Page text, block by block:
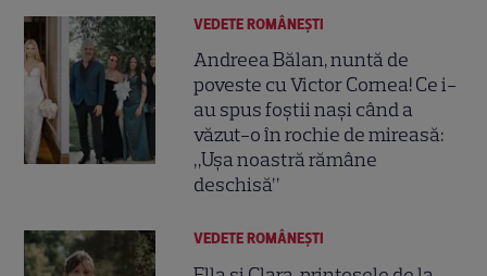
VEDETE ROMÂNEŞTI
Andreea Bălan, nuntă de
poveste cu Victor Cornea! Ce i-
au spus foștii nași când a
văzut-o în rochie de mireasă:
„Ușa noastră rămâne
deschisă”
VEDETE ROMÂNEŞTI